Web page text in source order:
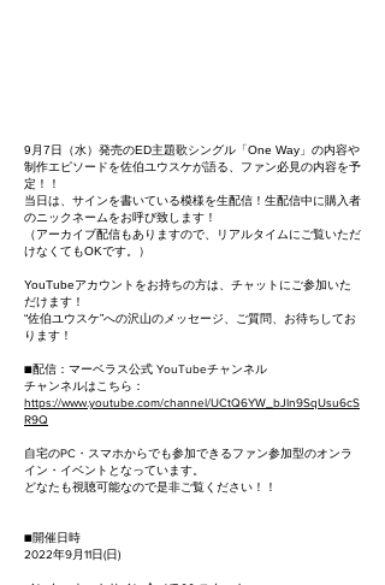
9月7日（水）発売のED主題歌シングル「One Way」の内容や
制作エピソードを佐伯ユウスケが語る、ファン必見の内容を予
定！！
当日は、サインを書いている模様を生配信！生配信中に購入者
のニックネームをお呼び致します！
（アーカイブ配信もありますので、リアルタイムにご覧いただ
けなくてもOKです。）
YouTubeアカウントをお持ちの方は、チャットにご参加いた
だけます！
“佐伯ユウスケ”への沢山のメッセージ、ご質問、お待ちしてお
ります！
■配信：マーベラス公式 YouTubeチャンネル
チャンネルはこちら：
https://www.youtube.com/channel/UCtQ6YW_bJln9SqUsu6cS
R9Q
自宅のPC・スマホからでも参加できるファン参加型のオンラ
イン・イベントとなっています。
どなたも視聴可能なので是非ご覧ください！！
■開催日時
2022年9月11日(日)